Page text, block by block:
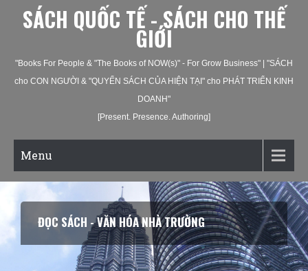
SÁCH QUỐC TẾ - SÁCH CHO THẾ
GIỚI
"Books For People & "The Books of NOW(s)" - For Grow Business" | "SÁCH
cho CON NGƯỜI & "QUYỂN SÁCH CỦA HIỆN TẠI" cho PHÁT TRIỂN KINH
DOANH"
[Present. Presence. Authoring]
Menu
ĐỌC SÁCH - VĂN HÓA NHÀ TRƯỜNG